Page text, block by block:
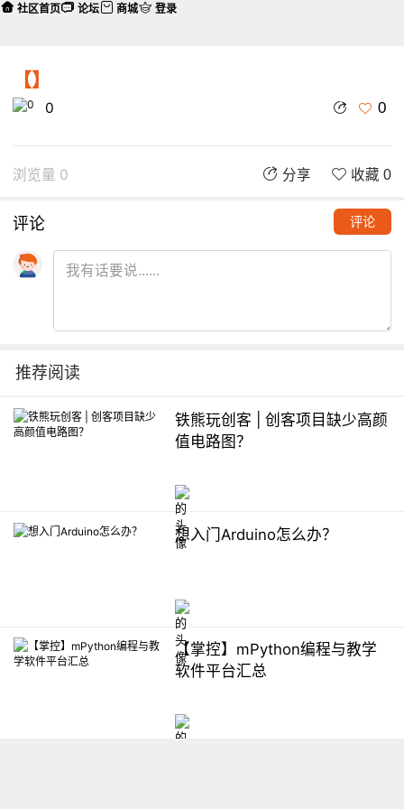
【】
0 0
浏览量 0 分享 收藏 0
评论 评论
推荐阅读
铁熊玩创客 | 创客项目缺少高颜
值电路图？
想入门Arduino怎么办？
【掌控】mPython编程与教学
软件平台汇总
社区首页 论坛 商城 登录